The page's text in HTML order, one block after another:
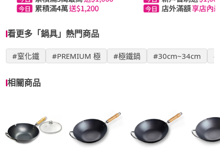
看更多「鍋具」熱門商品
#窒化鐵 #PREMIUM 極 #極鐵鍋 #30cm~34cm
相關商品